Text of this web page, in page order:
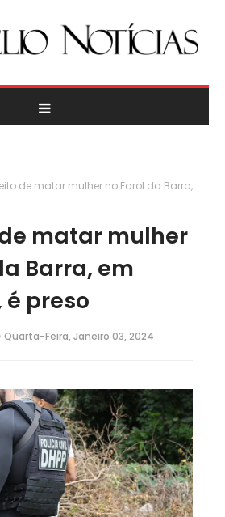
de matar mulher no Farol da Barra,
matar mulher
Barra, em
preso
Quarta-Feira, Janeiro 03, 2024